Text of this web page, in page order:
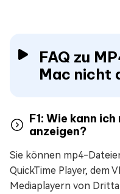
FAQ zu
Mac nicht
F1: Wie kann
anzeigen?
Sie können mp4-
QuickTime Player, dem
Mediaplayern von